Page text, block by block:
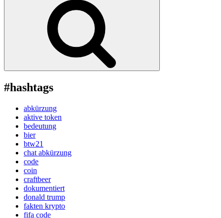
#hashtags
abkürzung
aktive token
bedeutung
bier
btw21
chat abkürzung
code
coin
craftbeer
dokumentiert
donald trump
fakten krypto
fifa code